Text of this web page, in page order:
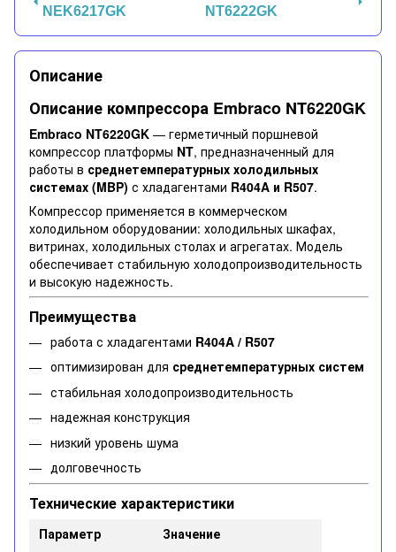
NEK6217GK
NT6222GK
Описание
Описание компрессора Embraco NT6220GK
Embraco NT6220GK — герметичный поршневой
компрессор платформы NT, предназначенный для
работы в среднетемпературных холодильных
системах (MBP) с хладагентами R404A и R507.
Компрессор применяется в коммерческом
холодильном оборудовании: холодильных шкафах,
витринах, холодильных столах и агрегатах. Модель
обеспечивает стабильную холодопроизводительность
и высокую надежность.
Преимущества
работа с хладагентами R404A / R507
оптимизирован для среднетемпературных систем
стабильная холодопроизводительность
надежная конструкция
низкий уровень шума
долговечность
Технические характеристики
Параметр
Значение